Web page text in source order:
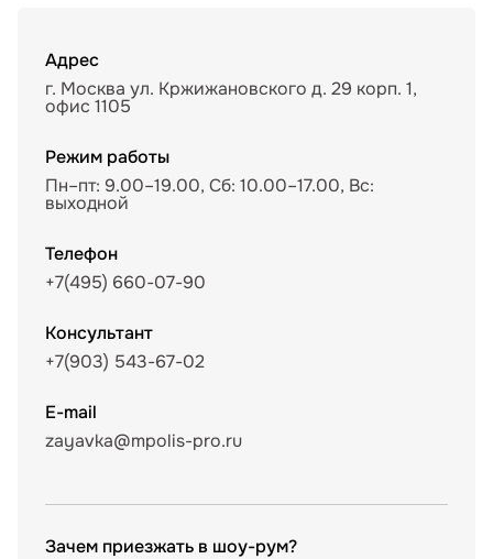
Адрес
г. Москва ул. Кржижановского д. 29 корп. 1,
офис 1105
Режим работы
Пн–пт: 9.00–19.00, Сб: 10.00–17.00, Вс:
выходной
Телефон
+7(495) 660-07-90
Консультант
+7(903) 543-67-02
E-mail
zayavka@mpolis-pro.ru
Зачем приезжать в шоу-рум?